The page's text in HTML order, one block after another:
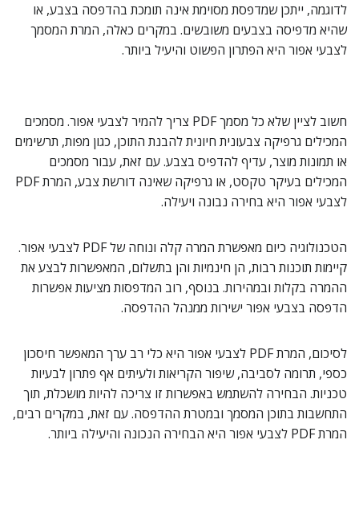
לדוגמה, ייתכן שמדפסת מסוימת אינה תומכת בהדפסה בצבע, או
שהיא מדפיסה בצבעים משובשים. במקרים כאלה, המרת המסמך
לצבעי אפור היא הפתרון הפשוט והיעיל ביותר.
חשוב לציין שלא כל מסמך PDF צריך להמיר לצבעי אפור. מסמכים
המכילים גרפיקה צבעונית חיונית להבנת התוכן, כגון מפות, תרשימים
או תמונות מוצר, עדיף להדפיס בצבע. עם זאת, עבור מסמכים
המכילים בעיקר טקסט, או גרפיקה שאינה דורשת צבע, המרת PDF
לצבעי אפור היא בחירה נבונה ויעילה.
הטכנולוגיה כיום מאפשרת המרה קלה ונוחה של PDF לצבעי אפור.
קיימות תוכנות רבות, הן חינמיות והן בתשלום, המאפשרות לבצע את
ההמרה בקלות ובמהירות. בנוסף, רוב המדפסות מציעות אפשרות
הדפסה בצבעי אפור ישירות ממנהל ההדפסה.
לסיכום, המרת PDF לצבעי אפור היא כלי רב ערך המאפשר חיסכון
כספי, תרומה לסביבה, שיפור הקריאות ולעיתים אף פתרון לבעיות
טכניות. הבחירה להשתמש באפשרות זו צריכה להיות מושכלת, תוך
התחשבות בתוכן המסמך ובמטרת ההדפסה. עם זאת, במקרים רבים,
המרת PDF לצבעי אפור היא הבחירה הנכונה והיעילה ביותר.